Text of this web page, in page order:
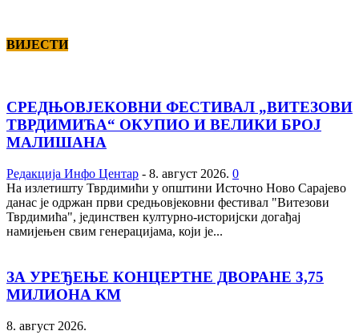
ВИЈЕСТИ
СРЕДЊОВЈЕКОВНИ ФЕСТИВАЛ „ВИТЕЗОВИ
ТВРДИМИЋА“ ОКУПИО И ВЕЛИКИ БРОЈ
МАЛИШАНА
Редакција Инфо Центар - 8. август 2026. 0
На излетишту Тврдимићи у општини Источно Ново Сарајево
данас је одржан први средњовјековни фестивал "Витезови
Тврдимића", јединствен културно-историјски догађај
намијењен свим генерацијама, који је...
ЗА УРЕЂЕЊЕ КОНЦЕРТНЕ ДВОРАНЕ 3,75
МИЛИОНА КМ
8. август 2026.